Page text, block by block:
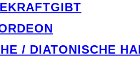
/ DIATONISCHE